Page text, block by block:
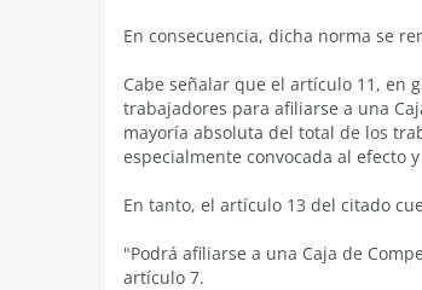
En consecuencia, dicha norma se
Cabe señalar que el artículo 11, en
trabajadores para afiliarse a una
mayoría absoluta del total de los
especialmente convocada al efecto
En tanto, el artículo 13 del citado
"Podrá afiliarse a una Caja de
artículo 7.